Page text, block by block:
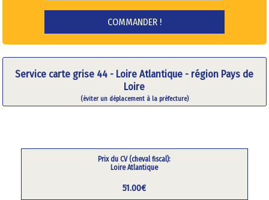
Service carte grise 44 - Loire Atlantique - région Pays de
Loire
(éviter un déplacement à la préfecture)
Prix du CV (cheval fiscal):
Loire Atlantique
51.00€